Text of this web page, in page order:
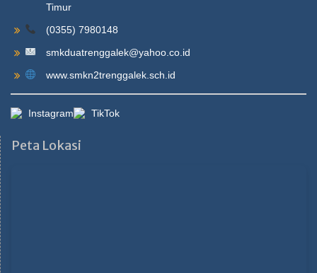
Timur
(0355) 7980148
smkduatrenggalek@yahoo.co.id
www.smkn2trenggalek.sch.id
Instagram TikTok
Peta Lokasi